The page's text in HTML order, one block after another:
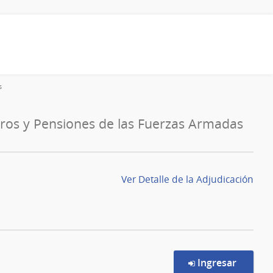
y Pensiones de las Fuerzas Armadas
Ver Detalle de la Adjudicación
Ingresar